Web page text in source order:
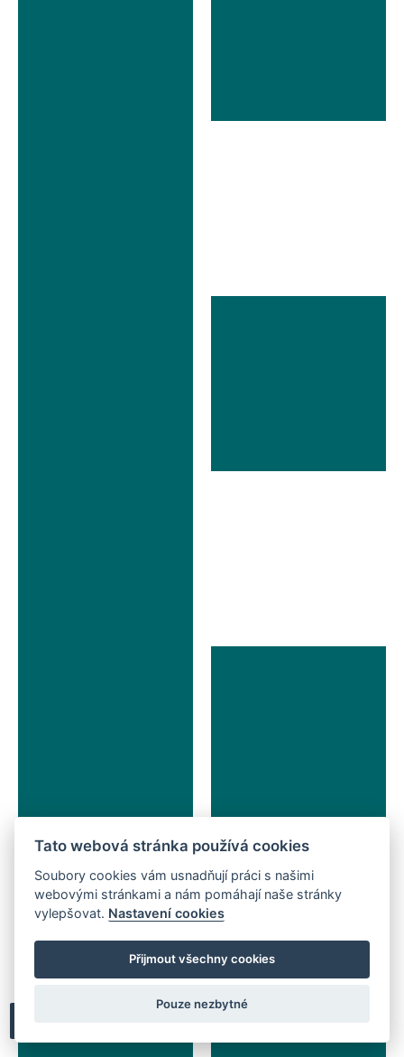
Tato webová stránka používá cookies
Soubory cookies vám usnadňují práci s našimi
webovými stránkami a nám pomáhají naše stránky
vylepšovat. Nastavení cookies
Přijmout všechny cookies
Pouze nezbytné